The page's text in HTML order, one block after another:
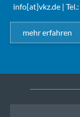
info[at]vkz.de |
mehr erfahren